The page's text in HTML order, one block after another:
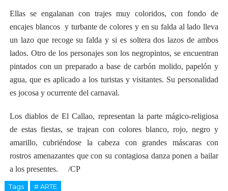
Ellas se engalanan con trajes muy coloridos, con fondo de
encajes blancos y turbante de colores y en su falda al lado lleva
un lazo que recoge su falda y si es soltera dos lazos de ambos
lados. Otro de los personajes son los negropintos, se encuentran
pintados con un preparado a base de carbón molido, papelón y
agua, que es aplicado a los turistas y visitantes. Su personalidad
es jocosa y ocurrente del carnaval.
Los diablos de El Callao, representan la parte mágico-religiosa
de estas fiestas, se trajean con colores blanco, rojo, negro y
amarillo, cubriéndose la cabeza con grandes máscaras con
rostros amenazantes que con su contagiosa danza ponen a bailar
a los presentes. /CP
Tags # ARTE